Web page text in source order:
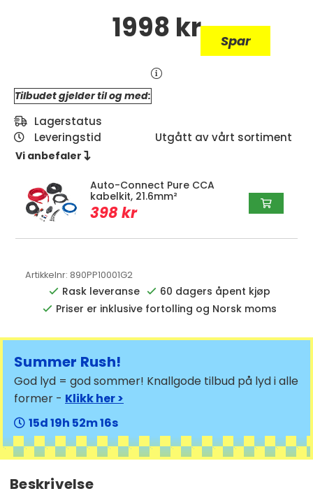
1998 kr Spar
Tilbudet gjelder til og med:
Lagerstatus
Leveringstid
Utgått av vårt sortiment
Vi anbefaler 
Auto-Connect Pure CCA
kabelkit, 21.6mm²
398 kr
Artikkelnr: 890PP10001G2
Rask leveranse
60 dagers åpent kjøp
Priser er inklusive fortolling og Norsk moms
Summer Rush!
God lyd = god sommer! Knallgode tilbud på lyd i alle
former - Klikk her >
15
19 52 16
Beskrivelse